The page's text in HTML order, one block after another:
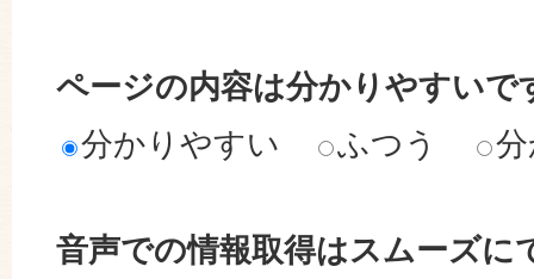
ページの内容は分かりやすいで
分かりやすい
ふつう
音声での情報取得はスムーズに